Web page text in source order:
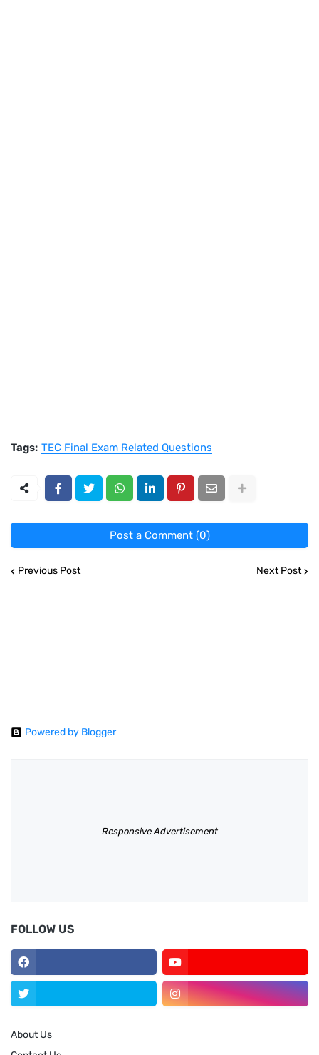
Tags: TEC Final Exam Related Questions
Post a Comment (0)
Previous Post Next Post
Powered by Blogger
Responsive Advertisement
FOLLOW US
About Us